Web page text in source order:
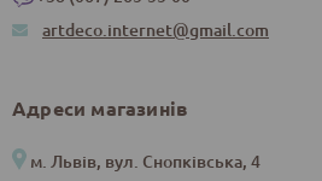
artdeco.internet@gmail.com
Адреси магазинів
м. Львів, вул. Снопківська, 4